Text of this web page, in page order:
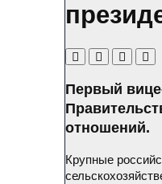
Первый
отношений.
Крупные